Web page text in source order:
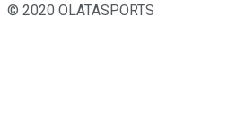
© 2020 OLATASPORTS